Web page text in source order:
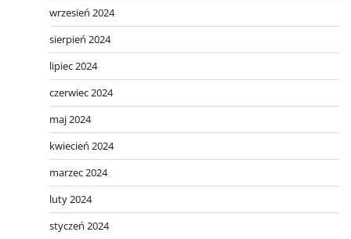
wrzesień 2024
sierpień 2024
lipiec 2024
czerwiec 2024
maj 2024
kwiecień 2024
marzec 2024
luty 2024
styczeń 2024